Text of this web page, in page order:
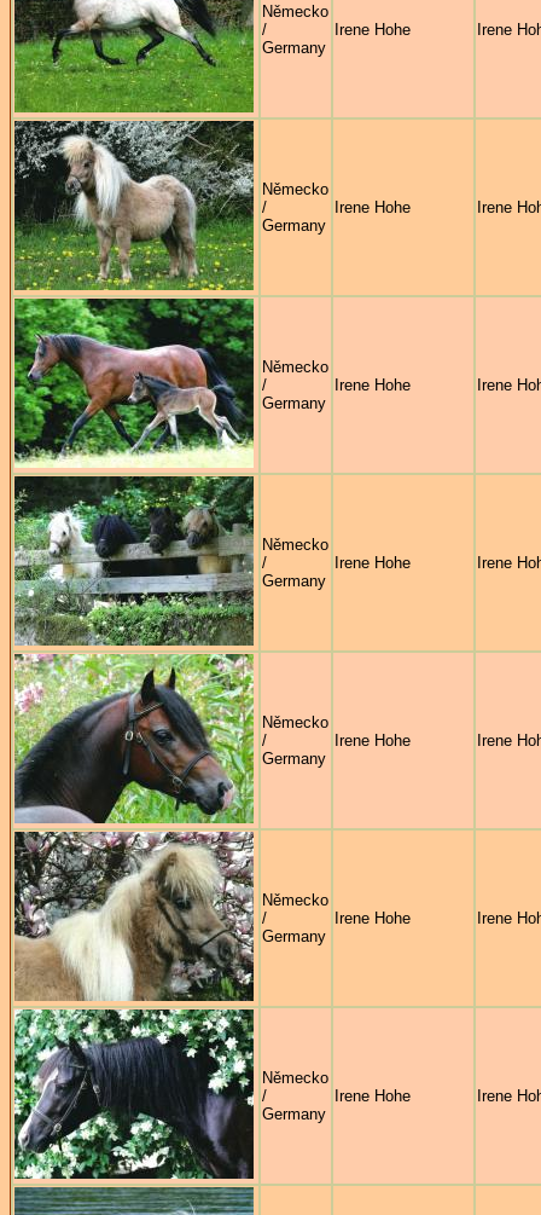
Německo
/
Germany
Irene Hohe Irene
Německo
/
Germany
Irene Hohe Irene
Německo
/
Germany
Irene Hohe Irene
Německo
/
Germany
Irene Hohe Irene
Německo
/
Germany
Irene Hohe Irene
Německo
/
Germany
Irene Hohe Irene
Německo
/
Germany
Irene Hohe Irene